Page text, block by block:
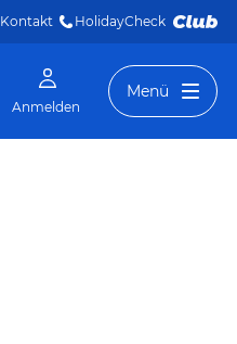
Kontakt HolidayCheck
Anmelden
Menü